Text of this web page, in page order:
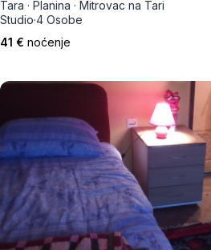
Tara · Planina · Mitrovac na Tari
Studio·4 Osobe
41 € noćenje